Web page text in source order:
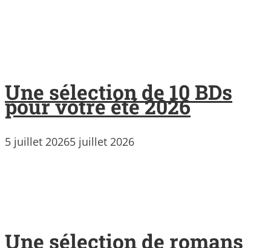
Une sélection de 10 BDs
pour votre été 2026
5 juillet 20265 juillet 2026
Une sélection de romans